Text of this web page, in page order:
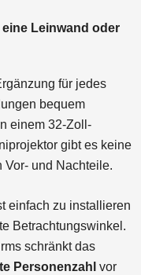
Leinwand oder
für jedes
bequem
einem 32-Zoll-
gibt es keine
Vor- und Nachteile.
einfach zu installieren
Betrachtungswinkel.
schränkt das
Personenzahl vor